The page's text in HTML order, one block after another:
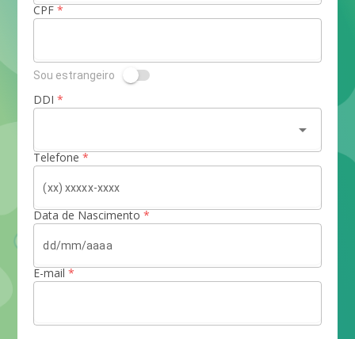
CPF *
Sou estrangeiro
DDI *
arrow_drop_down
Telefone *
Data de Nascimento *
E-mail *